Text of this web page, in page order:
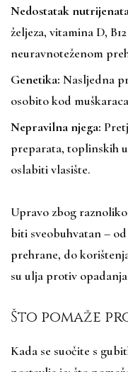
Nedostatak
željeza, vitamina D, B12
neuravnoteženom
Genetika: Nasljedna
osobito kod
Nepravilna njega:
preparata, toplinskih
oslabiti vlasište.
Upravo zbog
biti sveobuhvatan –
prehrane, do
su ulja protiv
Što pomaže
Kada se suočite s